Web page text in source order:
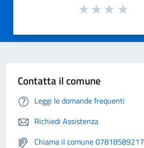
Contatta il comune
Leggi le domande frequenti
Richiedi Assistenza
Chiama il comune 07818589217